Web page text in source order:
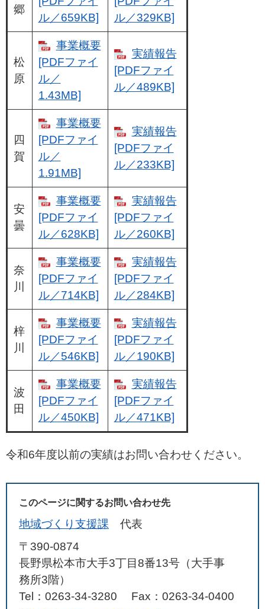
郷
ル／659KB]
ル／329KB]
松
原
事業概要
[PDFファイ
ル／
1.43MB]
実績報告
[PDFファイ
ル／489KB]
四
賀
事業概要
[PDFファイ
ル／
1.91MB]
実績報告
[PDFファイ
ル／233KB]
安
曇
事業概要
[PDFファイ
ル／628KB]
実績報告
[PDFファイ
ル／260KB]
奈
川
事業概要
[PDFファイ
ル／714KB]
実績報告
[PDFファイ
ル／284KB]
梓
川
事業概要
[PDFファイ
ル／546KB]
実績報告
[PDFファイ
ル／190KB]
波
田
事業概要
[PDFファイ
ル／450KB]
実績報告
[PDFファイ
ル／471KB]
令和6年度以前の実績はお問い合わせください。
このページに関するお問い合わせ先
地域づくり支援課
代表
〒390-0874
長野県松本市大手3丁目8番13号（大手事
務所3階）
Tel：0263-34-3280
Fax：0263-34-0400